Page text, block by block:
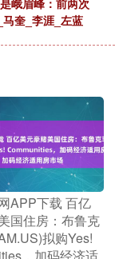
峨眉峰：前两次
奎_李涯_左蓝
APP下载 百亿
国住房：布鲁克
拟购Yes!